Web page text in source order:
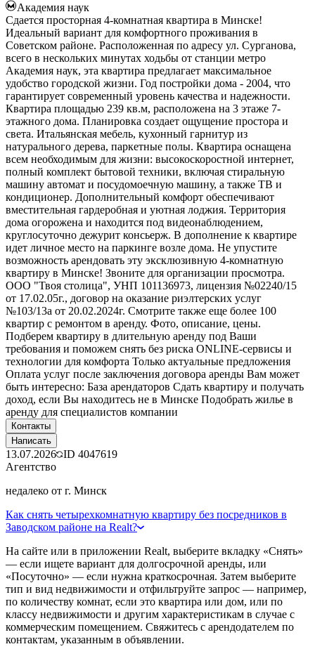
Академия наук
Сдается просторная 4-комнатная квартира в Минске!
Идеальный вариант для комфортного проживания в
Советском районе. Расположенная по адресу ул. Сурганова,
всего в нескольких минутах ходьбы от станции метро
Академия наук, эта квартира предлагает максимальное
удобство городской жизни. Год постройки дома - 2004, что
гарантирует современный уровень качества и надежности.
Квартира площадью 239 кв.м, расположена на 3 этаже 7-
этажного дома. Планировка создает ощущение простора и
света. Итальянская мебель, кухонный гарнитур из
натурального дерева, паркетные полы. Квартира оснащена
всем необходимым для жизни: высокоскоростной интернет,
полный комплект бытовой техники, включая стиральную
машину автомат и посудомоечную машину, а также ТВ и
кондиционер. Дополнительный комфорт обеспечивают
вместительная гардеробная и уютная лоджия. Территория
дома огорожена и находится под видеонаблюдением,
круглосуточно дежурит консьерж. В дополнение к квартире
идет личное место на паркинге возле дома. Не упустите
возможность арендовать эту эксклюзивную 4-комнатную
квартиру в Минске! Звоните для организации просмотра.
ООО "Твоя столица", УНП 101136973, лицензия №02240/15
от 17.02.05г., договор на оказание риэлтерских услуг
№103/13а от 20.02.2024г. Смотрите также еще более 100
квартир с ремонтом в аренду. Фото, описание, цены.
Подберем квартиру в длительную аренду под Ваши
требования и поможем снять без риска ONLINE-сервисы и
технологии для комфорта Только актуальные предложения
Оплата услуг после заключения договора аренды Вам может
быть интересно: База арендаторов Сдать квартиру и получать
доход, если Вы находитесь не в Минске Подобрать жилье в
аренду для специалистов компании
Контакты
Написать
13.07.2026 ID 4047619
Агентство
недалеко от г. Минск
Как снять четырехкомнатную квартиру без посредников в
Заводском районе на Realt?
На сайте или в приложении Realt, выберите вкладку «Снять»
— если ищете вариант для долгосрочной аренды, или
«Посуточно» — если нужна краткосрочная. Затем выберите
тип и вид недвижимости и отфильтруйте запрос — например,
по количеству комнат, если это квартира или дом, или по
классу недвижимости и другим характеристикам в случае с
коммерческим помещением. Свяжитесь с арендодателем по
контактам, указанным в объявлении.